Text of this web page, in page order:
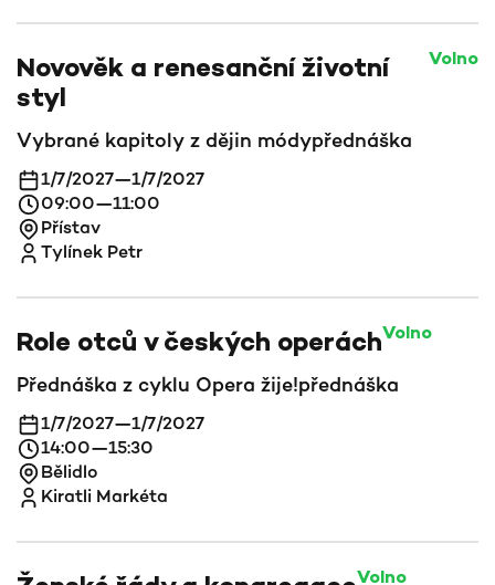
Novověk a renesanční životní
styl
Volno
Vybrané kapitoly z dějin módypřednáška
1/7/2027—1/7/2027
09:00—11:00
Přístav
Tylínek Petr
Role otců v českých operáchVolno
Přednáška z cyklu Opera žije!přednáška
1/7/2027—1/7/2027
14:00—15:30
Bělidlo
Kiratli Markéta
Volno